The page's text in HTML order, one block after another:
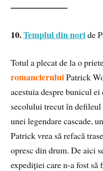
——————–
10.Templul din noride
Totul a plecat de la o
romancieruluiPatrick
acestuia despre bunicul
secolului trecut în
unei legendare cascade,
Patrick vrea să refacă
opresc din drum. De aici
expediției care n-a fost să